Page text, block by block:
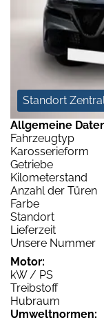
Standort
Allgemeine
Fahrzeugtyp
Karosserieform
Getriebe
Kilometerstand
Anzahl der Türen
Farbe
Standort
Lieferzeit
Unsere Nummer
Motor:
kW / PS
Treibstoff
Hubraum
Umweltnormen: